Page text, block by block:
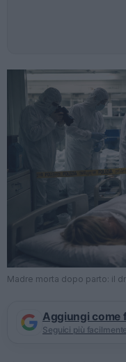
Madre morta dopo parto: il
Aggiungi come
Seguici più